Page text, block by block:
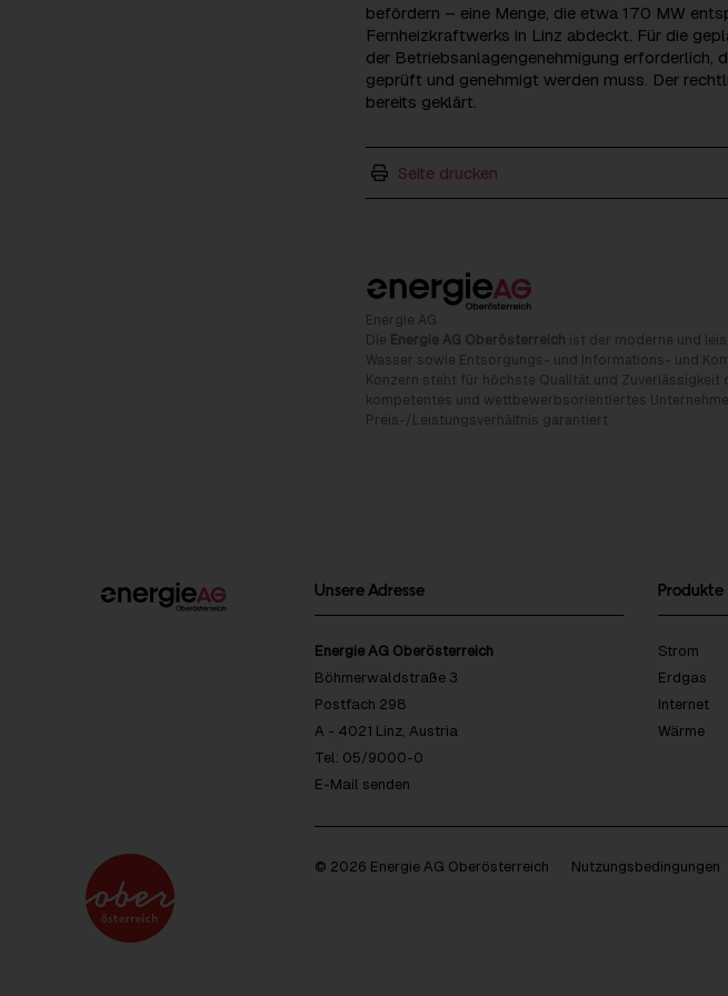
befördern – eine Menge, die etwa 170 MW
Fernheizkraftwerks in Linz abdeckt. Für die
der Betriebsanlagengenehmigung erforderlich,
geprüft und genehmigt werden muss. Der
bereits geklärt.
Seite drucken
Energie AG
Die Energie AG Oberösterreich ist der moderne und
Wasser sowie Entsorgungs- und Informations- und
Konzern steht für höchste Qualität und Zuverlässigkeit
kompetentes und wettbewerbsorientiertes
Preis-/Leistungsverhältnis garantiert.
Unsere Adresse
Energie AG Oberösterreich
Böhmerwaldstraße 3
Postfach 298
A - 4021 Linz, Austria
Tel: 05/9000-0
E-Mail senden
Produkte
Strom
Erdgas
Internet
Wärme
© 2026 Energie AG Oberösterreich Nutzungsbedingungen